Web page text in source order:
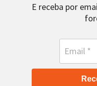
E receba por